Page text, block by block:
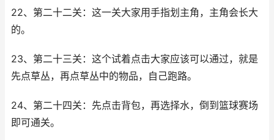
22、第二十二关：这一关大家用手指划主角，主角会长大
的。
23、第二十三关：这个试着点击大家应该可以通过，就是
先点草丛，再点草丛中的物品，自己跑路。
24、第二十四关：先点击背包，再选择水，倒到篮球赛场
即可通关。